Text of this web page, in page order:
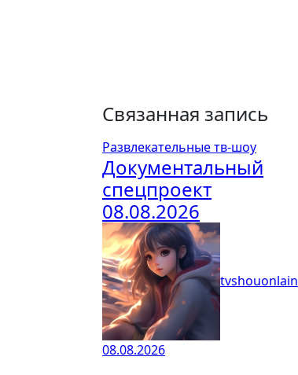
Связанная запись
Развлекательные тв-шоу
Документальный
спецпроект
08.08.2026
tvshouonlain
08.08.2026